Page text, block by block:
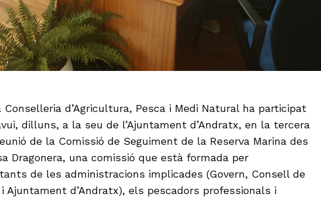
Conselleria d’Agricultura, Pesca i Medi Natural ha participat
dilluns, a la seu de l’Ajuntament d’Andratx, en la tercera
de la Comissió de Seguiment de la Reserva Marina des
Dragonera, una comissió que està formada per
de les administracions implicades (Govern, Consell de
Ajuntament d’Andratx), els pescadors professionals i